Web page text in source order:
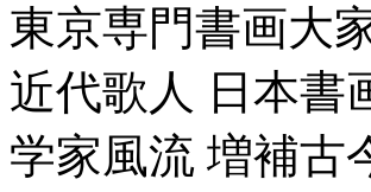
東京専門書画大
近代歌人 日本書
学家風流 増補古